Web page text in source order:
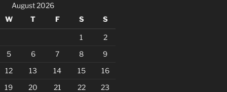
August 2026
W T F S S
1
2
5 6 7 8
9
12 13 14 15
16
19 20 21 22
23